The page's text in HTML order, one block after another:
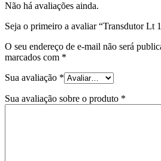
Não há avaliações ainda.
Seja o primeiro a avaliar “Transdutor Lt
O seu endereço de e-mail não será
marcados com *
Sua avaliação *
Sua avaliação sobre o produto *